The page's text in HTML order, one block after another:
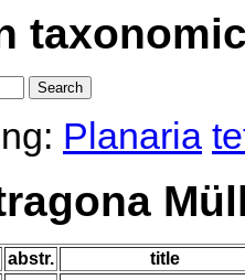
Planaria
abstr. title